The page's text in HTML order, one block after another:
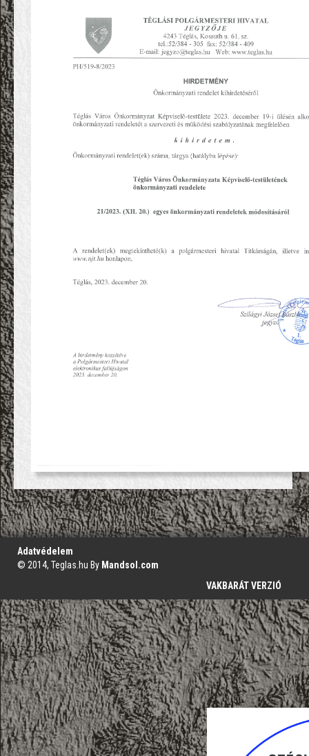
';
Adatvédelem
© 2014, Teglas.hu By Mandsol.com
VAKBARÁT VERZIÓ